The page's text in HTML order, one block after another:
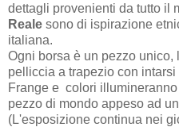
dettagli provenienti da tutto il
Reale sono di ispirazione
italiana.
Ogni borsa è un pezzo unico,
pelliccia a trapezio con
Frange e colori
pezzo di mondo appeso ad
(L'esposizione continua nei